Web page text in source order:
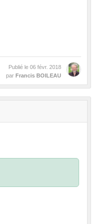
Publié le 06 févr. 2018
par Francis BOILEAU